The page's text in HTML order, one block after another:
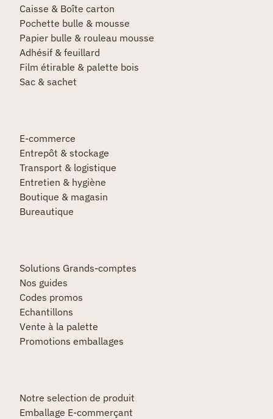
Caisse & Boîte carton
Pochette bulle & mousse
Papier bulle & rouleau mousse
Adhésif & feuillard
Film étirable & palette bois
Sac & sachet
E-commerce
Entrepôt & stockage
Transport & logistique
Entretien & hygiène
Boutique & magasin
Bureautique
Solutions Grands-comptes
Nos guides
Codes promos
Echantillons
Vente à la palette
Promotions emballages
Notre selection de produit
Emballage E-commerçant